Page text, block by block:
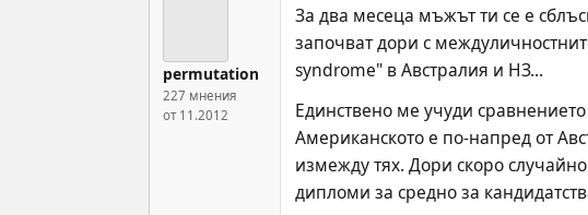
permutation
227 мнения
от 11.2012
За два месеца мъжът ти се е
започват дори с
syndrome" в Австралия и НЗ...
Единствено ме учуди
Американското е по-напред от
измежду тях. Дори скоро
дипломи за средно за